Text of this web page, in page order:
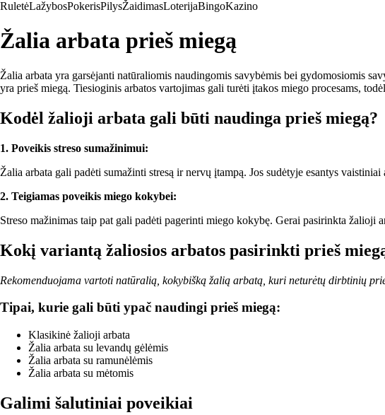
RuletėLažybosPokerisPilysŽaidimasLoterijaBingoKazino
Žalia arbata prieš miegą
Žalia arbata yra garsėjanti natūraliomis naudingomis savybėmis bei gydomosiomis
yra prieš miegą. Tiesioginis arbatos vartojimas gali turėti įtakos miego procesams,
Kodėl žalioji arbata gali būti naudinga prieš miegą?
1. Poveikis streso sumažinimui:
Žalia arbata gali padėti sumažinti stresą ir nervų įtampą. Jos sudėtyje esantys
2. Teigiamas poveikis miego kokybei:
Streso mažinimas taip pat gali padėti pagerinti miego kokybę. Gerai pasirinkta
Kokį variantą žaliosios arbatos pasirinkti prieš
Rekomenduojama vartoti natūralią, kokybišką žalią arbatą, kuri neturėtų dirbtinių
Tipai, kurie gali būti ypač naudingi prieš miegą:
Klasikinė žalioji arbata
Žalia arbata su levandų gėlėmis
Žalia arbata su ramunėlėmis
Žalia arbata su mėtomis
Galimi šalutiniai poveikiai